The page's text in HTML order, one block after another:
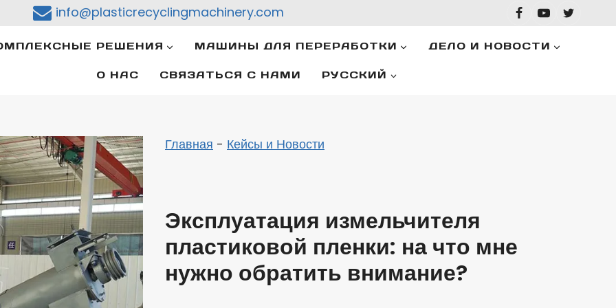
info@plasticrecyclingmachinery.com
РЕШЕНИЯ МАШИНЫ ДЛЯ ПЕРЕРАБОТКИ ДЕЛО И НОВОСТИ
О НАС СВЯЗАТЬСЯ С НАМИ РУССКИЙ
Главная - Кейсы и Новости
Эксплуатация измельчителя
пластиковой пленки: на что мне
нужно обратить внимание?